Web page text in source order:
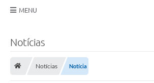
MENU
Notícias
Notícias Notícia